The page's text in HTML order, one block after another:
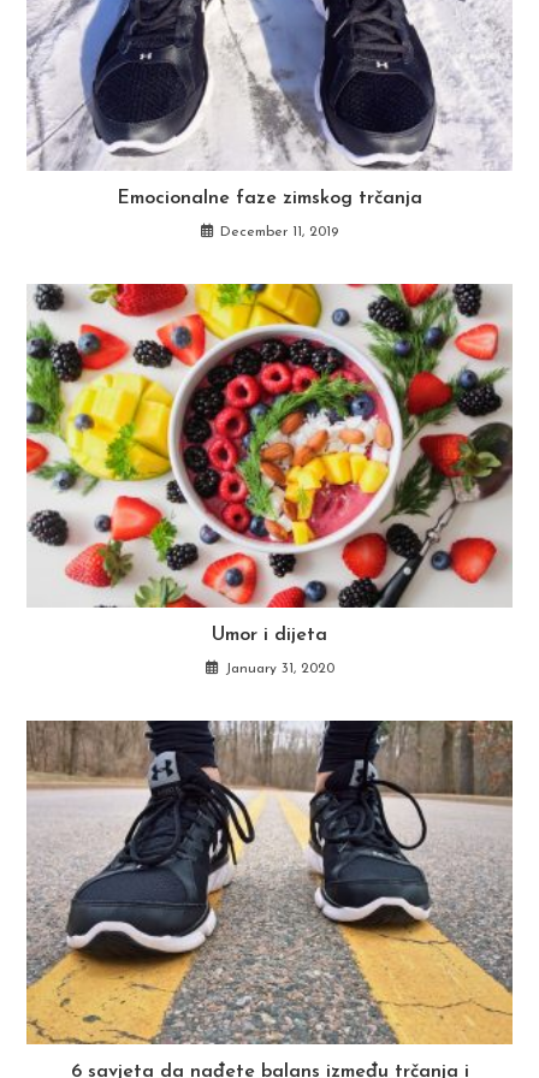
Emocionalne faze zimskog trčanja
December 11, 2019
Umor i dijeta
January 31, 2020
6 savjeta da nađete balans između trčanja i